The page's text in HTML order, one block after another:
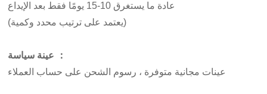
عادة ما يستغرق 10-15 يومًا فقط بعد الإيداع
(يعتمد على ترتيب محدد وكمية)
عينة سياسة ：
عينات مجانية متوفرة ، رسوم الشحن على حساب العملاء